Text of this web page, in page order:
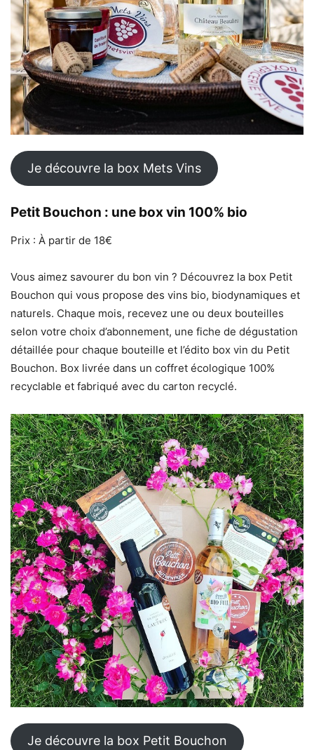
Je découvre la box Mets Vins
Petit Bouchon : une box vin 100% bio
Prix : À partir de 18€
Vous aimez savourer du bon vin ? Découvrez la box Petit
Bouchon qui vous propose des vins bio, biodynamiques et
naturels. Chaque mois, recevez une ou deux bouteilles
selon votre choix d’abonnement, une fiche de dégustation
détaillée pour chaque bouteille et l’édito box vin du Petit
Bouchon. Box livrée dans un coffret écologique 100%
recyclable et fabriqué avec du carton recyclé.
Je découvre la box Petit Bouchon